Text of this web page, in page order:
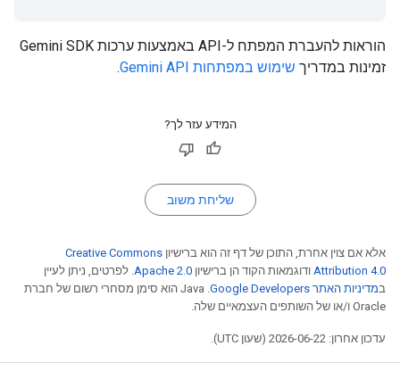
הוראות להעברת המפתח ל-API באמצעות ערכות Gemini SDK
זמינות במדריך שימוש במפתחות Gemini API .
המידע עזר לך?
שליחת משוב
אלא אם צוין אחרת, התוכן של דף זה הוא ברישיון Creative Commons
Attribution 4.0 ודוגמאות הקוד הן ברישיון Apache 2.0. לפרטים, ניתן לעיין
במדיניות האתר Google Developers‏
.‏ Java הוא סימן מסחרי רשום של חברת
Oracle ו/או של השותפים העצמאיים שלה.
עדכון אחרון: 2026-06-22 (שעון UTC).